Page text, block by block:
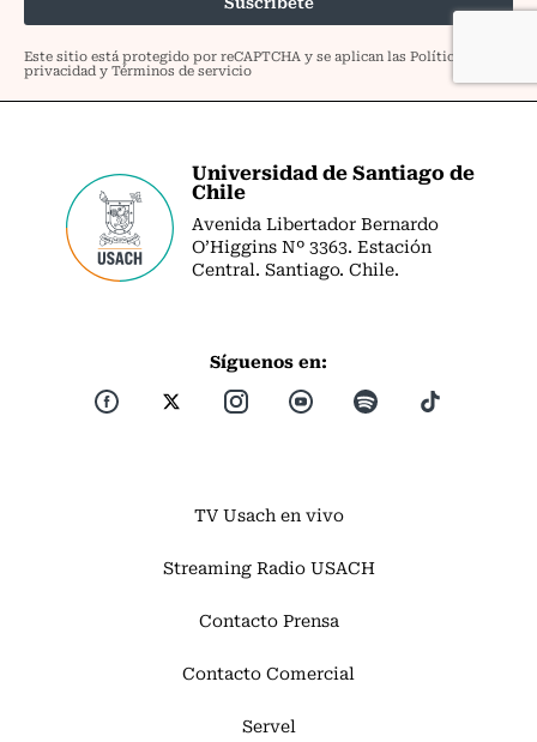
Universidad de Santiago de
Chile
Avenida Libertador Bernardo
O’Higgins Nº 3363. Estación
Central. Santiago. Chile.
Síguenos en:
TV Usach en vivo
Streaming Radio USACH
Contacto Prensa
Contacto Comercial
Servel